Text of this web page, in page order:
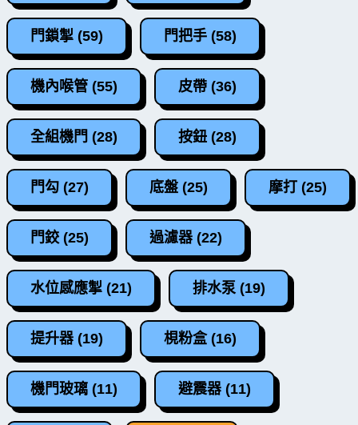
門鎖掣 (59) 門把手 (58)
機內喉管 (55) 皮帶 (36)
全組機門 (28) 按鈕 (28)
門勾 (27) 底盤 (25) 摩打 (25)
門鉸 (25) 過濾器 (22)
水位感應掣 (21) 排水泵 (19)
提升器 (19) 梘粉盒 (16)
機門玻璃 (11) 避震器 (11)